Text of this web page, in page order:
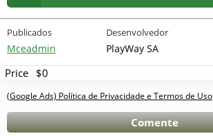
Publicados
Mceadmin
Desenvolvedor
PlayWay SA
Price $0
(Google Ads) Política de Privacidade e Termos de Uso
Comente